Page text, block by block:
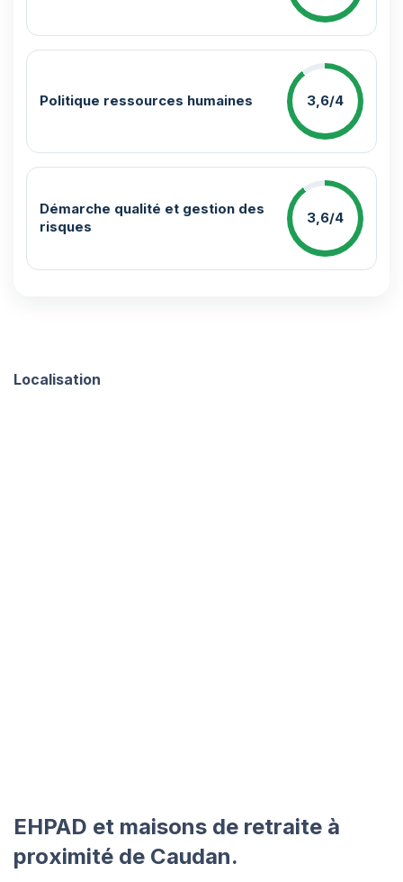
Politique ressources humaines 3,6/4
Démarche qualité et gestion des
risques
3,6/4
Localisation
EHPAD et maisons de retraite à
proximité de Caudan.